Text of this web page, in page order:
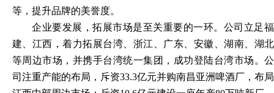
等，提升品牌的美誉度。
企业要发展，拓展市场是至关重要的一环。公司立足福
建、江西，着力拓展台湾、浙江、广东、安徽、湖南、湖北
等周边市场，并携手台湾统一集团，成功登陆台湾市场。公
司注重产能的布局，斥资33.3亿元并购南昌亚洲啤酒厂，布局